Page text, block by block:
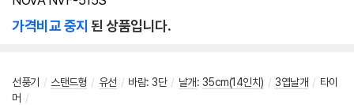
가격비교 중지 된 상품입니다.
선풍기 / 스탠드형 / 유선 / 바람: 3단 / 날개: 35cm(14인치) / 3엽날개 / 타이
머 /